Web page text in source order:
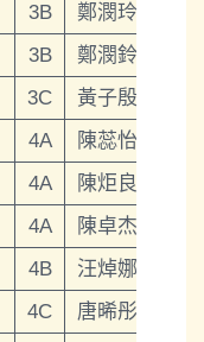
3B
鄭潣玲
3B
鄭潣鈴
3C
黃子殷
4A
陳蕊怡
4A
陳炬良
4A
陳卓杰
4B
汪焯娜
4C
唐晞彤